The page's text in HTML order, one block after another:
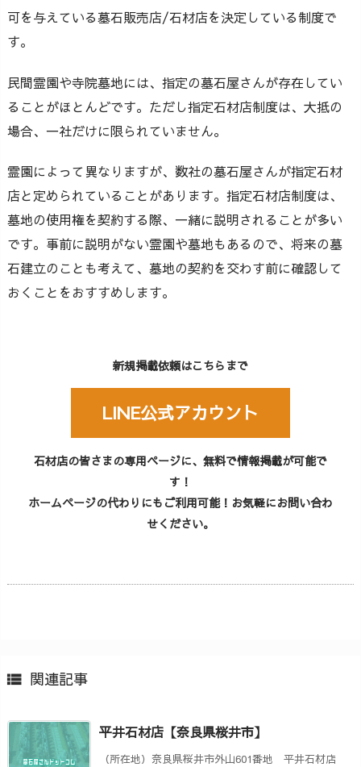
可を与えている墓石販売店/石材店を決定している制度で
す。
民間霊園や寺院墓地には、指定の墓石屋さんが存在してい
ることがほとんどです。ただし指定石材店制度は、大抵の
場合、一社だけに限られていません。
霊園によって異なりますが、数社の墓石屋さんが指定石材
店と定められていることがあります。指定石材店制度は、
墓地の使用権を契約する際、一緒に説明されることが多い
です。事前に説明がない霊園や墓地もあるので、将来の墓
石建立のことも考えて、墓地の契約を交わす前に確認して
おくことをおすすめします。
新規掲載依頼はこちらまで
LINE公式アカウント
石材店の皆さまの専用ページに、無料で情報掲載が可能で
す！
ホームページの代わりにもご利用可能！お気軽にお問い合わ
せください。
 関連記事
平井石材店【奈良県桜井市】
（所在地）奈良県桜井市外山601番地 平井石材店